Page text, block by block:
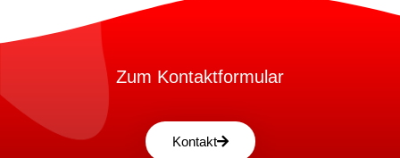
Zum Kontaktformular
Kontakt